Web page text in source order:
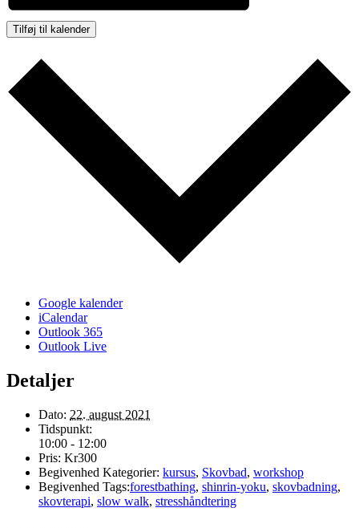
Tilføj til kalender
Google kalender
iCalendar
Outlook 365
Outlook Live
Detaljer
Dato: 22. august 2021
Tidspunkt:
10:00 - 12:00
Pris: Kr300
Begivenhed Kategorier: kursus, Skovbad, workshop
Begivenhed Tags:forestbathing, shinrin-yoku, skovbadning,
skovterapi, slow walk, stresshåndtering